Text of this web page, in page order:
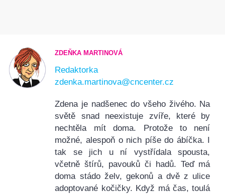
ZDEŇKA MARTINOVÁ
Redaktorka
zdenka.martinova@cncenter.cz
Zdena je nadšenec do všeho živého. Na
světě snad neexistuje zvíře, které by
nechtěla mít doma. Protože to není
možné, alespoň o nich píše do ábíčka. I
tak se jich u ní vystřídala spousta,
včetně štírů, pavouků či hadů. Teď má
doma stádo želv, gekonů a dvě z ulice
adoptované kočičky. Když má čas, toulá